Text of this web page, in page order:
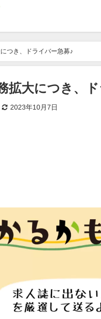
つき、ドライバー急募♪
拡大につき、
2023年10月7日